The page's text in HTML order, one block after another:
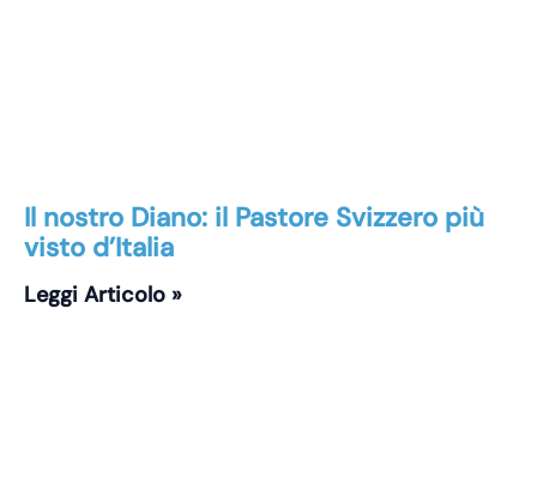
Il nostro Diano: il Pastore Svizzero più
visto d’Italia
Leggi Articolo »